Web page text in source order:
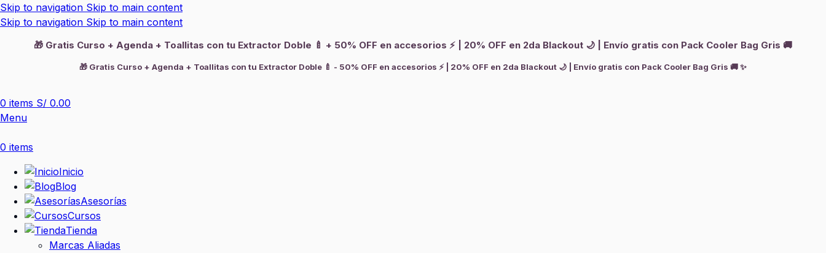
Skip to navigation Skip to main content
Skip to navigation Skip to main content
🎁 Gratis Curso + Agenda + Toallitas con tu Extractor Doble 🍼 + 50% OFF en accesorios ⚡ | 20% OFF en 2da Blackout 🌙 | Envío gratis con Pack Cooler Bag Gris 🚚
🎁 Gratis Curso + Agenda + Toallitas con tu Extractor Doble 🍼 - 50% OFF en accesorios ⚡ | 20% OFF en 2da Blackout 🌙 | Envío gratis con Pack Cooler Bag Gris 🚚 ✨
0 items S/ 0.00
Menu
0 items
Inicio
Blog
Asesorías
Cursos
Tienda
Marcas Aliadas